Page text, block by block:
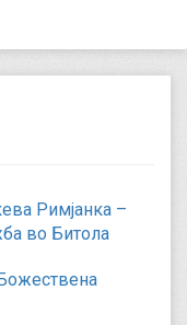
Римјанка –
во Битола